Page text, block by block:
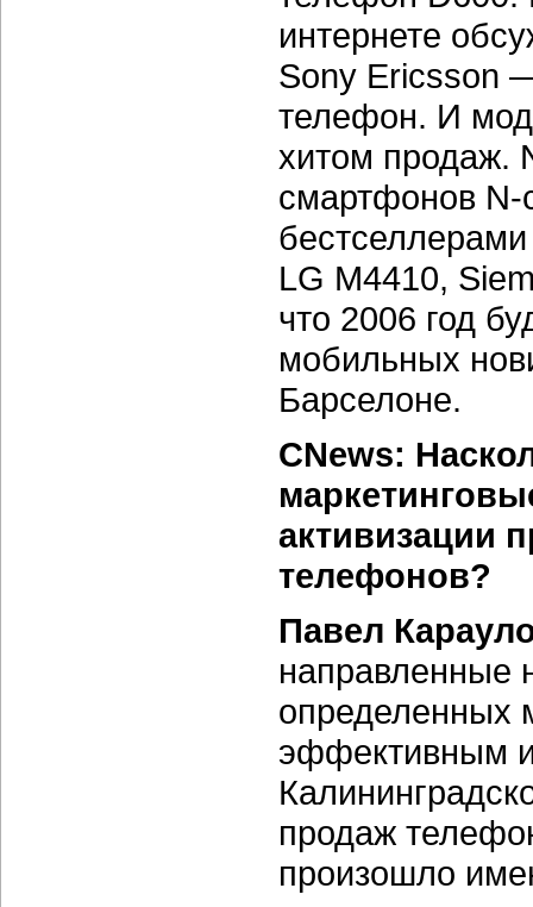
интернете
Sony Ericsson
телефон. И
хитом продаж.
смартфонов N-
LG M4410,
что 2006 год
мобильных
Барселоне.
CNews:
активизации
телефонов?
Павел
направленные
определенных
эффективным
продаж
произошло